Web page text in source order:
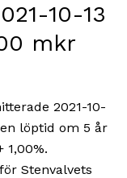
10-13
mkr
2021-10-
löptid om 5 år
Stenvalvets